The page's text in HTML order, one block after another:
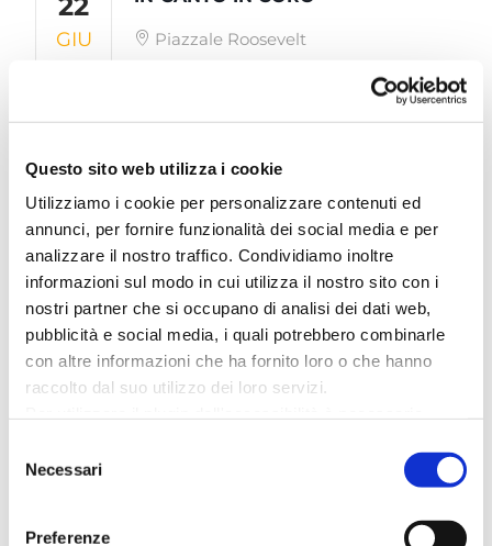
Questo sito web utilizza i cookie
Utilizziamo i cookie per personalizzare contenuti ed
annunci, per fornire funzionalità dei social media e per
analizzare il nostro traffico. Condividiamo inoltre
informazioni sul modo in cui utilizza il nostro sito con i
nostri partner che si occupano di analisi dei dati web,
pubblicità e social media, i quali potrebbero combinarle
con altre informazioni che ha fornito loro o che hanno
raccolto dal suo utilizzo dei loro servizi.
Per ulteriori informazioni è possibile consultare
Cookie Policy.
delNecessari
Preferenze
GIU Piazzale Roosevelt
23
GIU
04
LUG
STRARIVA
Arenile
10
LUG
CATTOLICA JAZZ FEELING
FESTIVAL #CJFF2025
Piazzale Roosevelt
12
BARRIO” PASION ARGENTINA